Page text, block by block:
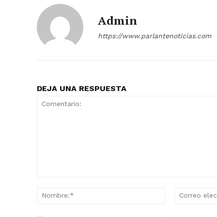
Admin
https://www.parlantenoticias.com
DEJA UNA RESPUESTA
Nombre:*